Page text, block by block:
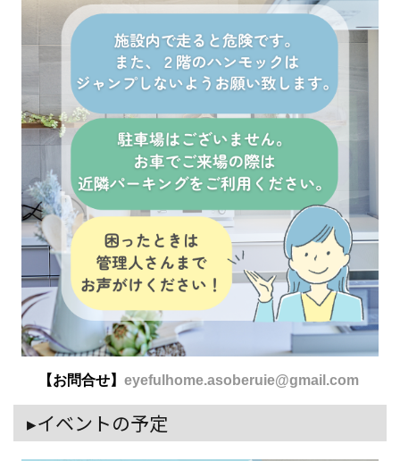
【お問合せ】 eyefulhome.asoberuie@gmail.com
▸イベントの予定